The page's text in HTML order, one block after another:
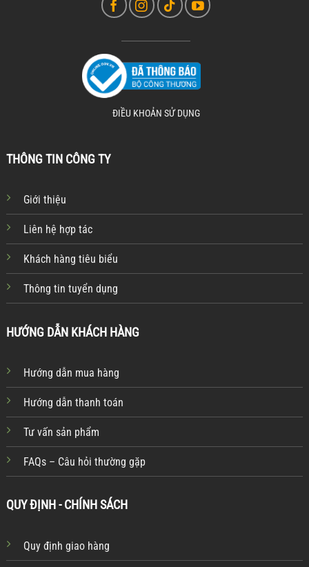
ĐIỀU KHOẢN SỬ DỤNG
THÔNG TIN CÔNG TY
Giới thiệu
Liên hệ hợp tác
Khách hàng tiêu biểu
Thông tin tuyển dụng
HƯỚNG DẪN KHÁCH HÀNG
Hướng dẫn mua hàng
Hướng dẫn thanh toán
Tư vấn sản phẩm
FAQs – Câu hỏi thường gặp
QUY ĐỊNH - CHÍNH SÁCH
Quy định giao hàng